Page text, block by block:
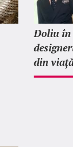
Doliu în
din